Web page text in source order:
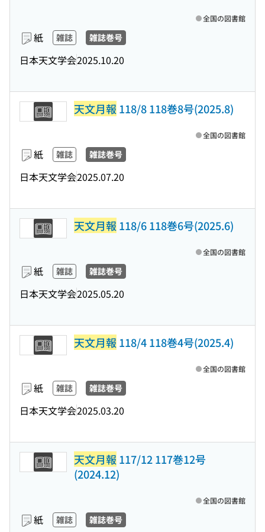
紙 雑誌 雑誌巻号
日本天文学会2025.10.20
全国の図書館
天文月報 118/8 118巻8号(2025.8)
紙 雑誌 雑誌巻号
日本天文学会2025.07.20
全国の図書館
天文月報 118/6 118巻6号(2025.6)
紙 雑誌 雑誌巻号
日本天文学会2025.05.20
全国の図書館
天文月報 118/4 118巻4号(2025.4)
紙 雑誌 雑誌巻号
日本天文学会2025.03.20
全国の図書館
天文月報 117/12 117巻12号
(2024.12)
紙 雑誌 雑誌巻号
全国の図書館